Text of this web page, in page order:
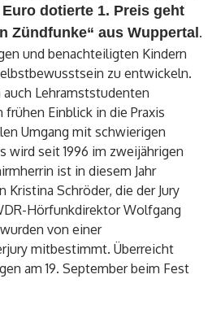
Euro dotierte 1. Preis geht
Zündfunke“ aus Wuppertal .
und benachteiligten Kindern
zu entwickeln.
Lehramststudenten
Einblick in die Praxis
Umgang mit schwierigen
wird seit 1996 im zweijährigen
ist in diesem Jahr
Schröder, die der Jury
Hörfunkdirektor Wolfgang
von einer
mitbestimmt. Überreicht
am 19. September beim Fest